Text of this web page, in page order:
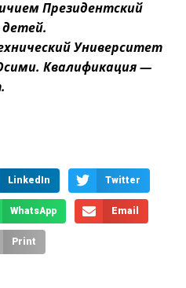
Президентский
Университет
Квалификация —
LinkedIn Twitter
WhatsApp Email
Print